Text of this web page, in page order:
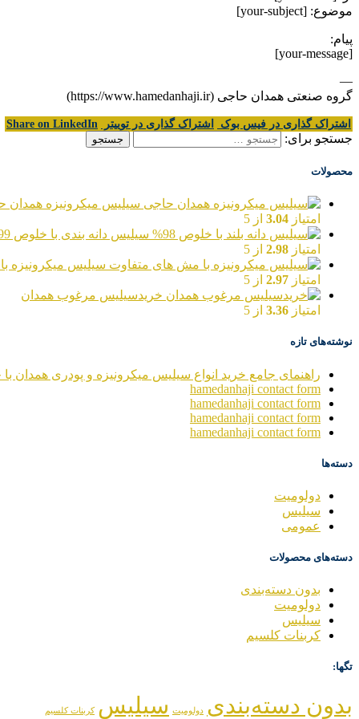
موضوع: [your-subject]
پیام:
[your-message]
—
گروه صنعتی همدان حاجی (https://www.hamedanhaji.ir)
اشتراک گذاری در فیس بوک اشتراک گذاری در توییتر Share on LinkedIn
جستجو برای:
محصولات
سیلیس میکرونیزه همدان
امتیاز 3.04 از 5
سیلیس دانه بندی با خلوص 99%
امتیاز 2.98 از 5
سیلیس میکرونیزه
امتیاز 2.97 از 5
خریدسیلیس مرغوب همدان
امتیاز 3.36 از 5
نوشته‌های تازه
راهنمای جامع خرید انواع سیلیس میکرونیزه و پودری همدان با
hamedanhaji contact form
hamedanhaji contact form
hamedanhaji contact form
hamedanhaji contact form
دسته‌ها
دولومیت
سیلیس
عمومی
دسته‌های محصولات
بدون دسته‌بندی
دولومیت
سیلیس
کربنات کلسیم
تگها:
بدون دسته‌بندی دولومیت سیلیس کربنات کلسیم